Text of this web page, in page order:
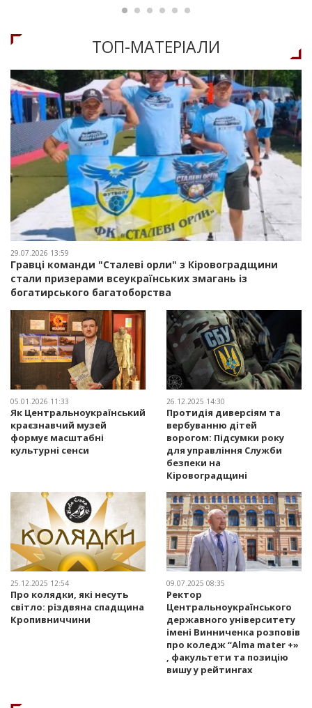
ТОП-МАТЕРIАЛИ
29.07.2026 13:59
Гравці команди "Сталеві орли" з Кіровоградщини
стали призерами всеукраїнських змагань із
богатирського багатоборства
05.01.2026 11:33
Як Центральноукраїнський
краєзнавчий музей
формує масштабні
культурні сенси
26.12.2025 14:30
Протидія диверсіям та
вербуванню дітей
ворогом: Підсумки року
для управління Служби
безпеки на
Кіровоградщині
25.12.2025 12:54
Про колядки, які несуть
світло: різдвяна спадщина
Кропивниччини
09.07.2025 08:35
Ректор
Центральноукраїнського
державного університету
імені Винниченка розповів
про коледж “Alma mater +»
, факультети та позицію
вишу у рейтингах